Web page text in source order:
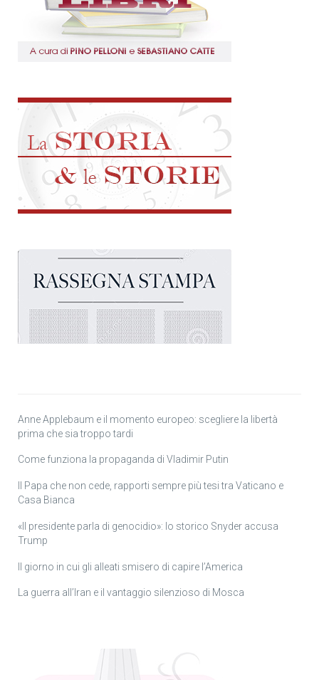
Anne Applebaum e il momento europeo: scegliere la libertà
prima che sia troppo tardi
Come funziona la propaganda di Vladimir Putin
Il Papa che non cede, rapporti sempre più tesi tra Vaticano e
Casa Bianca
«Il presidente parla di genocidio»: lo storico Snyder accusa
Trump
Il giorno in cui gli alleati smisero di capire l’America
La guerra all’Iran e il vantaggio silenzioso di Mosca